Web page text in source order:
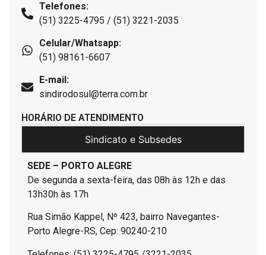
Telefones:
(51) 3225-4795 / (51) 3221-2035
Celular/Whatsapp:
(51) 98161-6607
E-mail:
sindirodosul@terra.com.br
HORÁRIO DE ATENDIMENTO
Sindicato e Subsedes
SEDE – PORTO ALEGRE
De segunda a sexta-feira, das 08h às 12h e das
13h30h às 17h
Rua Simão Kappel, Nº 423, bairro Navegantes-
Porto Alegre-RS, Cep: 90240-210